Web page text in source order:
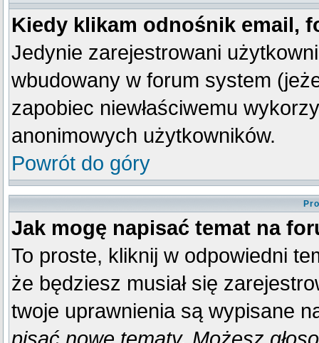
Kiedy klikam odnośnik email,
Jedynie zarejestrowani
wbudowany w forum system
zapobiec niewłaściwemu
anonimowych użytkowników.
Powrót do góry
Jak mogę napisać temat na
To proste, kliknij w odpowiedni
że będziesz musiał się
twoje uprawnienia są wypisane